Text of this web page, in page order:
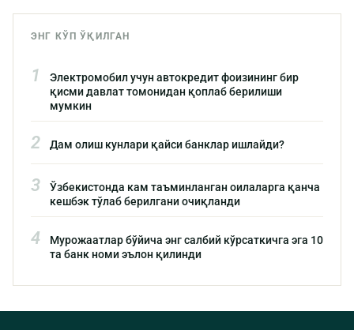
ЭНГ КЎП ЎҚИЛГАН
1
Электромобил учун автокредит фоизининг бир
қисми давлат томонидан қоплаб берилиши
мумкин
2 Дам олиш кунлари қайси банклар ишлайди?
3
Ўзбекистонда кам таъминланган оилаларга қанча
кешбэк тўлаб берилгани очиқланди
4
Мурожаатлар бўйича энг салбий кўрсаткичга эга 10
та банк номи эълон қилинди